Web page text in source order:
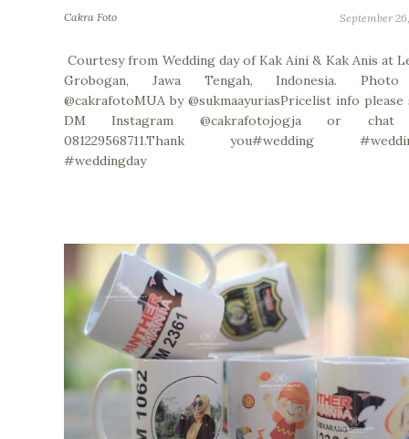
Cakra Foto September
Courtesy from Wedding day of Kak Aini & Kak Anis at
Grobogan, Jawa Tengah, Indonesia.
@cakrafotoMUA by @sukmaayuriasPricelist info please
DM Instagram @cakrafotojogja or chat
081229568711.Thank you#wedding
#weddingday